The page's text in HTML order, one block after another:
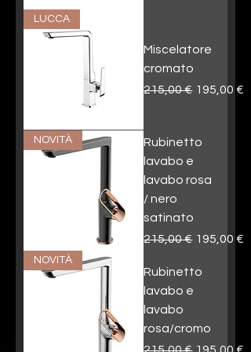
LUCCA
Miscelatore
cromato
Prezzo regolare
215,00 € Prezzo
195,00 €
NOVITÀ
Rubinetto
lavabo e
lavabo rosa
/ nero
satinato
Prezzo regolare
215,00 € Prezzo
195,00 €
NOVITÀ
Rubinetto
lavabo e
lavabo
rosa/cromo
Prezzo regolare
Prezzo